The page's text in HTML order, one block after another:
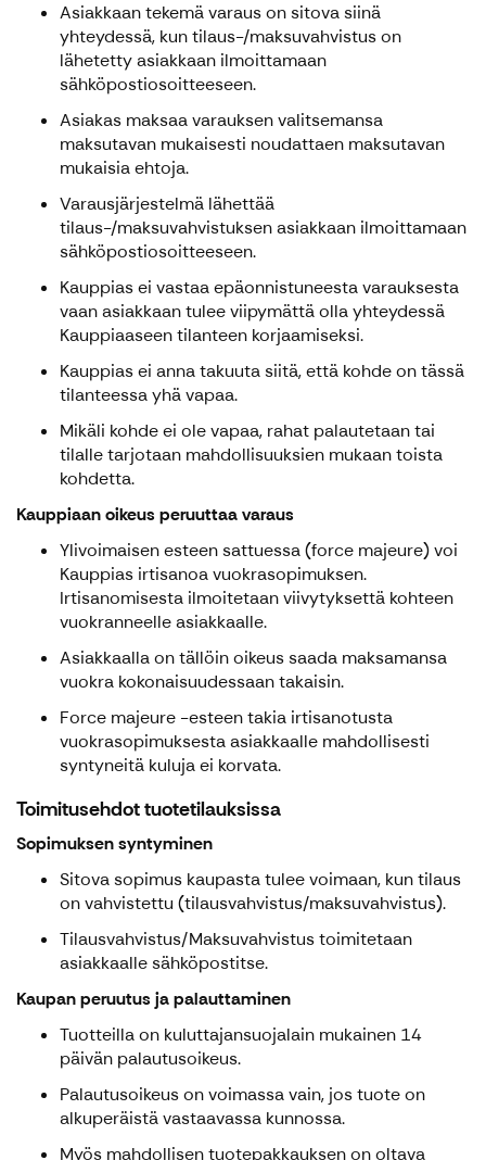
Asiakkaan tekemä varaus on sitova siinä
yhteydessä, kun tilaus-/maksuvahvistus on
lähetetty asiakkaan ilmoittamaan
sähköpostiosoitteeseen.
Asiakas maksaa varauksen valitsemansa
maksutavan mukaisesti noudattaen maksutavan
mukaisia ehtoja.
Varausjärjestelmä lähettää
tilaus-/maksuvahvistuksen asiakkaan ilmoittamaan
sähköpostiosoitteeseen.
Kauppias ei vastaa epäonnistuneesta varauksesta
vaan asiakkaan tulee viipymättä olla yhteydessä
Kauppiaaseen tilanteen korjaamiseksi.
Kauppias ei anna takuuta siitä, että kohde on tässä
tilanteessa yhä vapaa.
Mikäli kohde ei ole vapaa, rahat palautetaan tai
tilalle tarjotaan mahdollisuuksien mukaan toista
kohdetta.
Kauppiaan oikeus peruuttaa varaus
Ylivoimaisen esteen sattuessa (force majeure) voi
Kauppias irtisanoa vuokrasopimuksen.
Irtisanomisesta ilmoitetaan viivytyksettä kohteen
vuokranneelle asiakkaalle.
Asiakkaalla on tällöin oikeus saada maksamansa
vuokra kokonaisuudessaan takaisin.
Force majeure -esteen takia irtisanotusta
vuokrasopimuksesta asiakkaalle mahdollisesti
syntyneitä kuluja ei korvata.
Toimitusehdot tuotetilauksissa
Sopimuksen syntyminen
Sitova sopimus kaupasta tulee voimaan, kun tilaus
on vahvistettu (tilausvahvistus/maksuvahvistus).
Tilausvahvistus/Maksuvahvistus toimitetaan
asiakkaalle sähköpostitse.
Kaupan peruutus ja palauttaminen
Tuotteilla on kuluttajansuojalain mukainen 14
päivän palautusoikeus.
Palautusoikeus on voimassa vain, jos tuote on
alkuperäistä vastaavassa kunnossa.
Myös mahdollisen tuotepakkauksen on oltava